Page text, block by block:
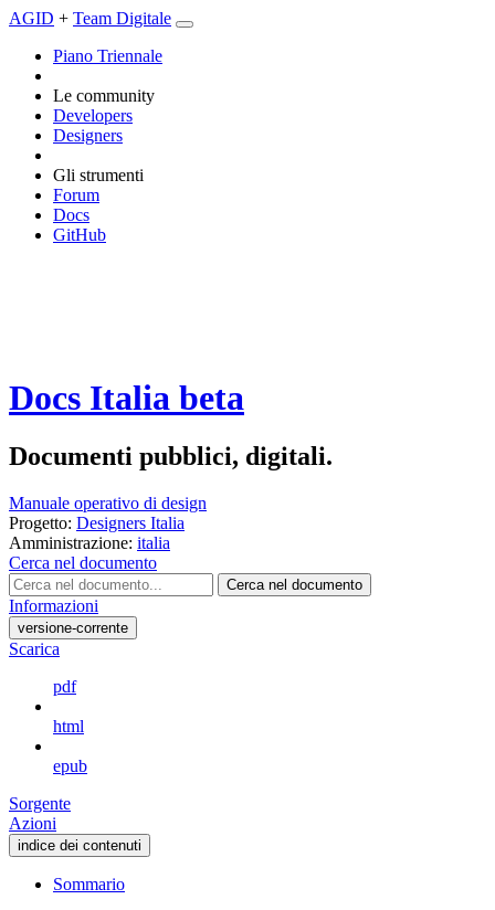
AGID + Team Digitale
Piano Triennale
Le community
Developers
Designers
Gli strumenti
Forum
Docs
GitHub
Docs Italia beta
Documenti pubblici, digitali.
Manuale operativo di design
Progetto: Designers Italia
Amministrazione: italia
Cerca nel documento
Cerca nel documento
Informazioni
versione-corrente
Scarica
pdf
html
epub
Sorgente
Azioni
indice dei contenuti
Sommario